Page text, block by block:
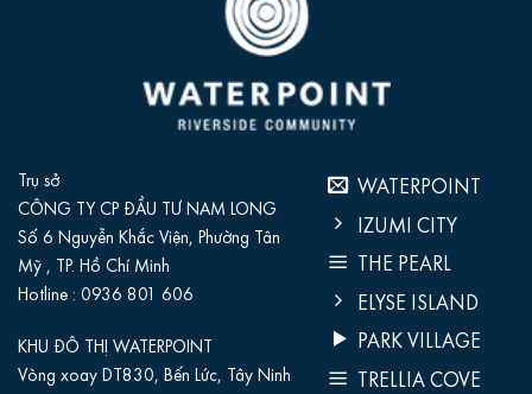
Trụ sở
CÔNG TY CP ĐẦU TƯ NAM LONG
Số 6 Nguyễn Khắc Viện, Phường Tân
Mỹ , TP. Hồ Chí Minh
Hotline : 0936 801 606‬
KHU ĐÔ THỊ WATERPOINT
Vòng xoay DT830, Bến Lức, Tây Ninh
WATERPOINT
IZUMI CITY
THE PEARL
ELYSE ISLAND
PARK VILLAGE
TRELLIA COVE